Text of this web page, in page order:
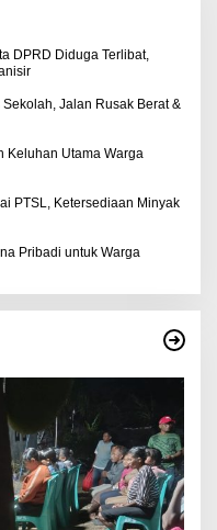
DPRD Diduga Terlibat,
Jalan Rusak Berat &
Keluhan Utama Warga
PTSL, Ketersediaan Minyak
Pribadi untuk Warga